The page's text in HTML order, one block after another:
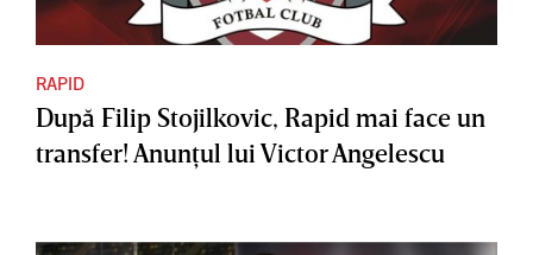
RAPID
După Filip Stojilkovic, Rapid mai face un
transfer! Anunţul lui Victor Angelescu